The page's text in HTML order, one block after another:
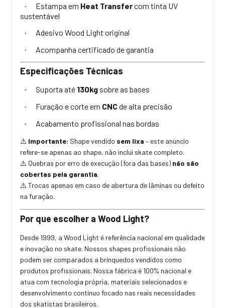
· Estampa em Heat Transfercom tinta UV
sustentável
· Adesivo Wood Light original
· Acompanha certificado de garantia
Especificações Técnicas
· Suporta até 130kg sobre as bases
· Furação e corte em CNCde alta precisão
· Acabamento profissional nas bordas
⚠️ Importante: Shape vendido sem lixa – este anúncio
refere-se apenas ao shape, não inclui skate completo.
⚠️ Quebras por erro de execução (fora das bases) não são
cobertas pela garantia.
⚠️ Trocas apenas em caso de abertura de lâminas ou defeito
na furação.
Por que escolher a Wood Light?
Desde 1999, a Wood Light é referência nacional em qualidade
e inovação no skate. Nossos shapes profissionais não
podem ser comparados a brinquedos vendidos como
produtos profissionais. Nossa fábrica é 100% nacional e
atua com tecnologia própria, materiais selecionados e
desenvolvimento contínuo focado nas reais necessidades
dos skatistas brasileiros.